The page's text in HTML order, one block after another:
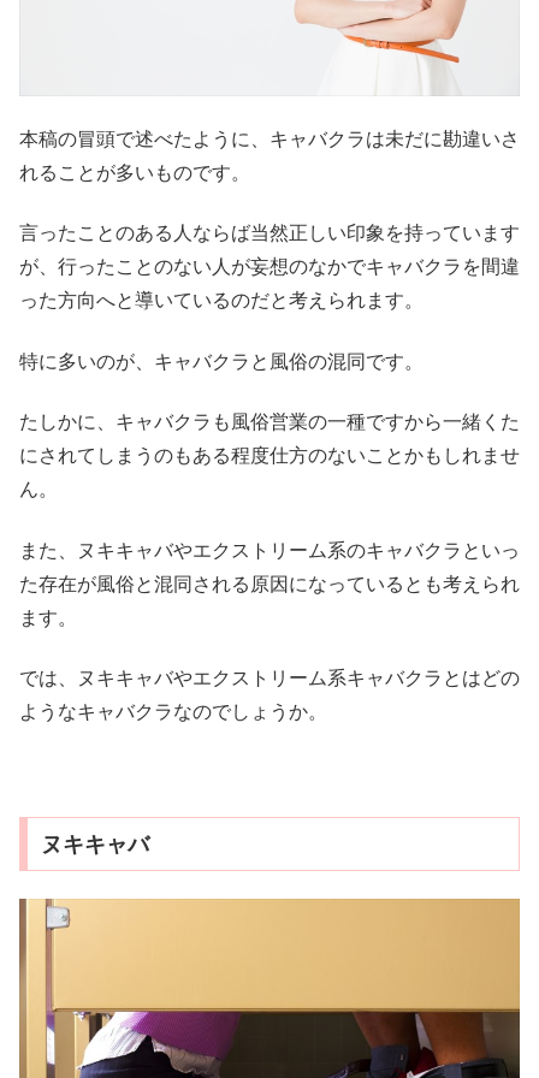
本稿の冒頭で述べたように、キャバクラは未だに勘違いさ
れることが多いものです。
言ったことのある人ならば当然正しい印象を持っています
が、行ったことのない人が妄想のなかでキャバクラを間違
った方向へと導いているのだと考えられます。
特に多いのが、キャバクラと風俗の混同です。
たしかに、キャバクラも風俗営業の一種ですから一緒くた
にされてしまうのもある程度仕方のないことかもしれませ
ん。
また、ヌキキャバやエクストリーム系のキャバクラといっ
た存在が風俗と混同される原因になっているとも考えられ
ます。
では、ヌキキャバやエクストリーム系キャバクラとはどの
ようなキャバクラなのでしょうか。
ヌキキャバ